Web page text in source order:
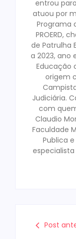
entrou
atuou por
Programa
PROERD,
de Patrulha
a 2023, ano
Educação
origem
Judiciária.
com
Claudio
Faculdade
Publica e
Post